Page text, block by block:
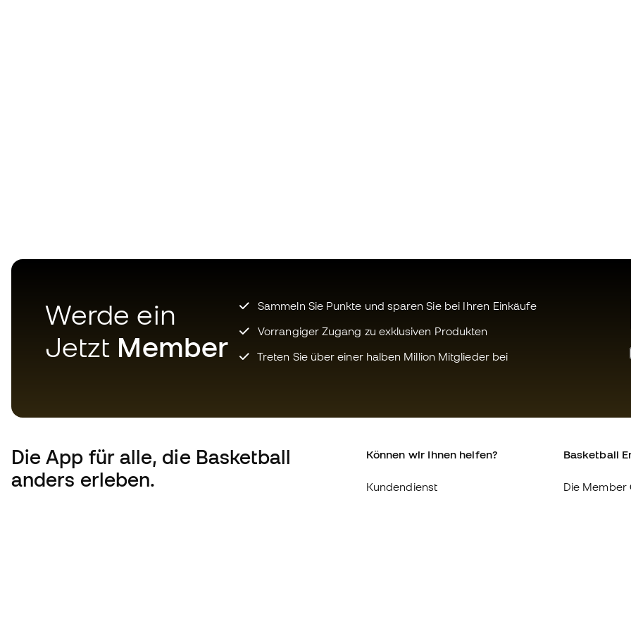
Werde ein
Jetzt Member
Sammeln Sie Punkte und sparen Sie bei Ihren Einkäufe
Vorrangiger Zugang zu exklusiven Produkten
Treten Sie über einer halben Million Mitglieder bei
Die App für alle, die Basketball
anders erleben.
Können wir Ihnen helfen?
Kundendienst
Basketball
Die Member